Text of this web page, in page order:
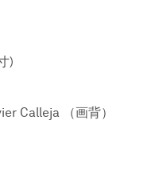
)
Calleja （画背）